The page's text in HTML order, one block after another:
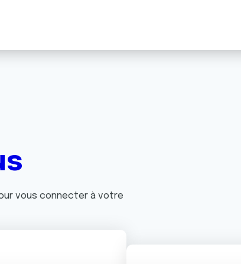
vous connecter à votre